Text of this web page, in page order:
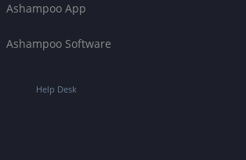
Ashampoo App
Ashampoo Software
Help Desk